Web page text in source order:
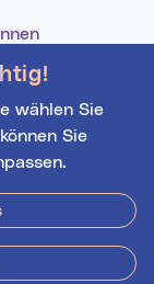
wählen Sie
Sie